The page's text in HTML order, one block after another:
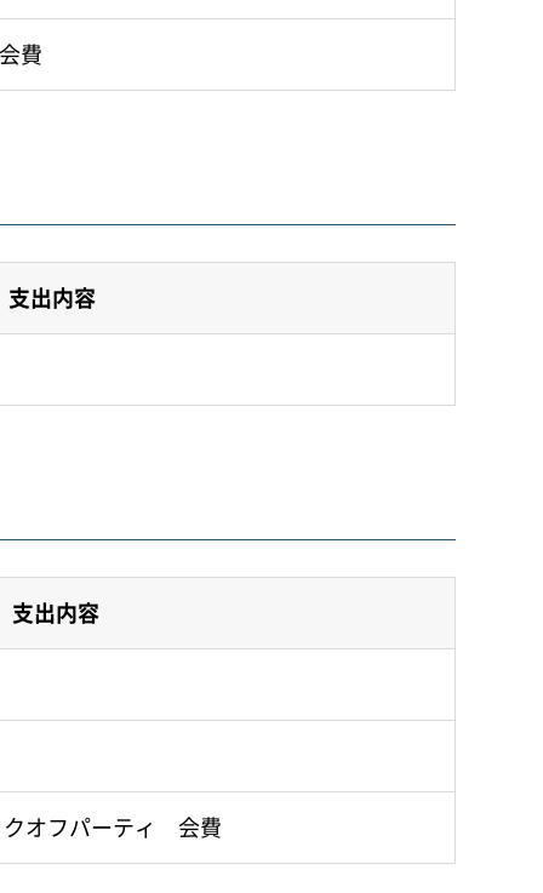
費
支出内容
支出内容
クオフパーティ 会費